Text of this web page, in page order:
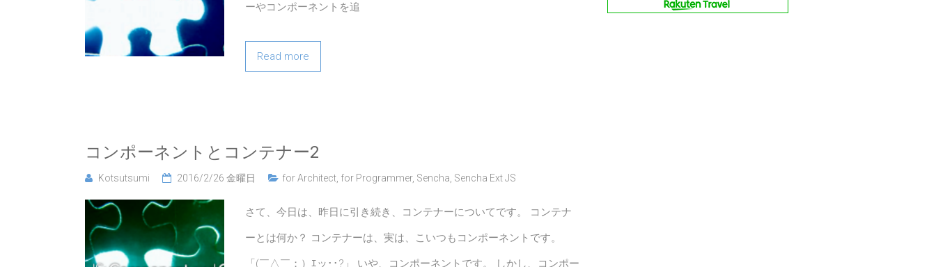
ーやコンポーネントを追
Read more
コンポーネントとコンテナー2
Kotsutsumi 2016/2/26 金曜日 for Architect, for Programmer, Sencha, Sencha Ext JS
さて、今日は、昨日に引き続き、コンテナーについてです。 コンテナ
ーとは何か？ コンテナーは、実は、こいつもコンポーネントです。
「(￣△￣；）ｴッ･･?」 いや、コンポーネントです。 しかし、コンポー